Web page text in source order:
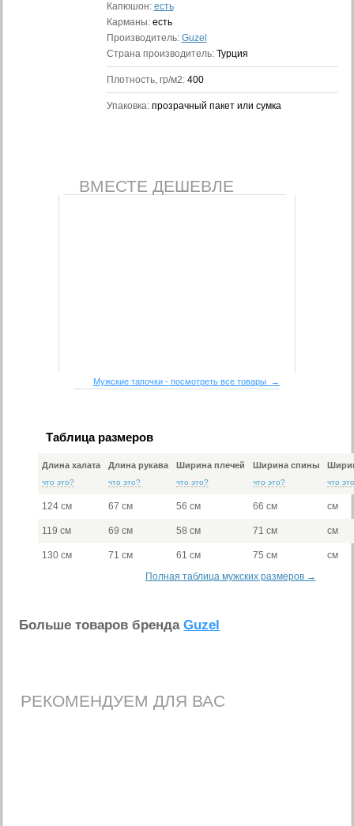
Капюшон: есть
Карманы: есть
Производитель: Guzel
Страна производитель: Турция
Плотность, гр/м2: 400
Упаковка: прозрачный пакет или сумка
ВМЕСТЕ ДЕШЕВЛЕ
Мужские тапочки - посмотреть все товары →
Таблица размеров
Длина халата
что это?
Длина рукава
что это?
Ширина плечей
что это?
Ширина спины
что это? что
124 см 67 см 56 см 66 см см
119 см 69 см 58 см 71 см см
130 см 71 см 61 см 75 см
см
Полная таблица мужских размеров →
Больше товаров брендаGuzel
РЕКОМЕНДУЕМ ДЛЯ ВАС